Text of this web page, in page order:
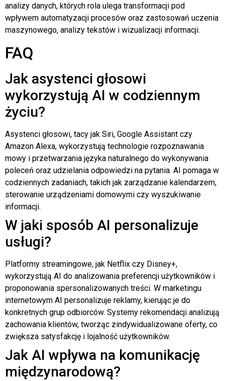
analizy danych, których rola ulega transformacji pod
wpływem automatyzacji procesów oraz zastosowań uczenia
maszynowego, analizy tekstów i wizualizacji informacji.
FAQ
Jak asystenci głosowi
wykorzystują AI w codziennym
życiu?
Asystenci głosowi, tacy jak Siri, Google Assistant czy
Amazon Alexa, wykorzystują technologie rozpoznawania
mowy i przetwarzania języka naturalnego do wykonywania
poleceń oraz udzielania odpowiedzi na pytania. AI pomaga w
codziennych zadaniach, takich jak zarządzanie kalendarzem,
sterowanie urządzeniami domowymi czy wyszukiwanie
informacji.
W jaki sposób AI personalizuje
usługi?
Platformy streamingowe, jak Netflix czy Disney+,
wykorzystują AI do analizowania preferencji użytkowników i
proponowania spersonalizowanych treści. W marketingu
internetowym AI personalizuje reklamy, kierując je do
konkretnych grup odbiorców. Systemy rekomendacji analizują
zachowania klientów, tworząc zindywidualizowane oferty, co
zwiększa satysfakcję i lojalność użytkowników.
Jak AI wpływa na komunikację
międzynarodową?